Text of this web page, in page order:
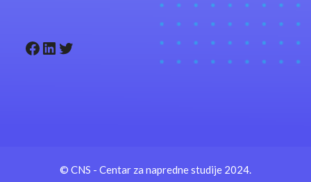
Facebook LinkedIn Twitter
© CNS - Centar za napredne studije 2024.